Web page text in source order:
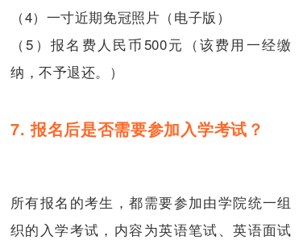
（4）一寸近期免冠照片（电子版）
（5）报名费人民币500元（该费用一经缴
纳，不予退还。）
7. 报名后是否需要参加入学考试？
所有报名的考生，都需要参加由学院统一组
织的入学考试，内容为英语笔试、英语面试